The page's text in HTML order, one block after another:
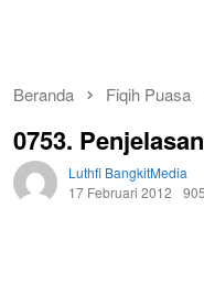
Beranda Fiqih Puasa
0753.
Luthfi BangkitMedia
17 Februari 2012